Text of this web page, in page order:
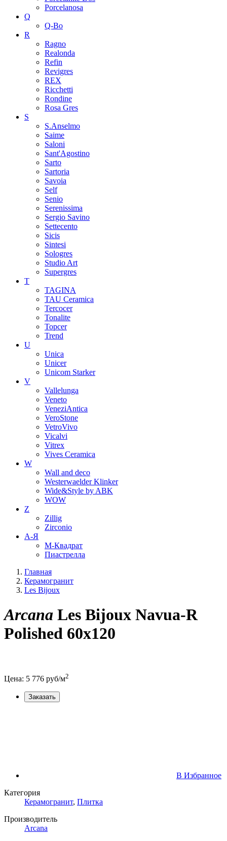
Porcelanosa
Q
Q-Bo
R
Ragno
Realonda
Refin
Revigres
REX
Ricchetti
Rondine
Rosa Gres
S
S.Anselmo
Saime
Saloni
Sant'Agostino
Sarto
Sartoria
Savoia
Self
Senio
Serenissima
Sergio Savino
Settecento
Sicis
Sintesi
Sologres
Studio Art
Supergres
T
TAGINA
TAU Ceramica
Tercocer
Tonalite
Topcer
Trend
U
Unica
Unicer
Unicom Starker
V
Vallelunga
Veneto
VeneziAntica
VeroStone
VetroVivo
Vicalvi
Vitrex
Vives Ceramica
W
Wall and deco
Westerwaelder Klinker
Wide&Style by ABK
WOW
Z
Zillig
Zirconio
А-Я
М-Квадрат
Пиастрелла
Главная
Керамогранит
Les Bijoux
Arcana Les Bijoux Navua-R
Polished 60x120
Цена: 5 776 руб/м2
Заказать
В Избранное
Категория
Керамогранит, Плитка
Производитель
Arcana